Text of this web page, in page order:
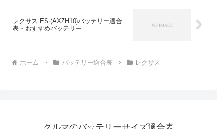
レクサス ES (AXZH10)バッテリー適合
表・おすすめバッテリー
ホーム バッテリー適合表 レクサス
クルマのバッテリーサイズ適合表